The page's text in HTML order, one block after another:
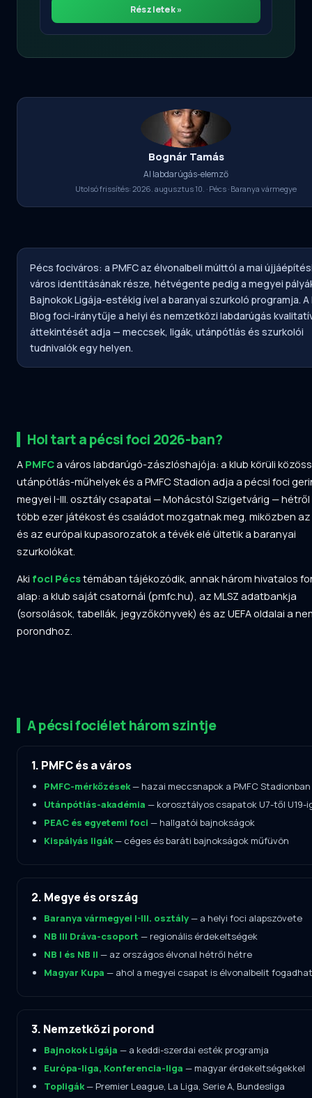
Részletek »
Bognár Tamás
AI labdarúgás-elemző
Utolsó frissítés: 2026. augusztus 10. · Pécs · Baranya vármegye
Pécs fociváros: a PMFC az élvonalbeli múlttól a mai
város identitásának része, hétvégente pedig a megyei
Bajnokok Ligája-estékig ível a baranyai szurkoló programja. A
Blog foci-iránytűje a helyi és nemzetközi labdarúgás
áttekintését adja — meccsek, ligák, utánpótlás és szurkolói
tudnivalók egy helyen.
Hol tart a pécsi foci 2026-ban?
A PMFCa város labdarúgó-zászlóshajója: a klub körüli
utánpótlás-műhelyek és a PMFC Stadion adja a pécsi foci
megyei I-III. osztály csapatai — Mohácstól Szigetvárig —
több ezer játékost és családot mozgatnak meg, miközben az
és az európai kupasorozatok a tévék elé ültetik a baranyai
szurkolókat.
Aki foci Pécstémában tájékozódik, annak három hivatalos
alap: a klub saját csatornái (pmfc.hu), az MLSZ adatbankja
(sorsolások, tabellák, jegyzőkönyvek) és az UEFA oldalai a
porondhoz.
A pécsi fociélet három szintje
1. PMFC és a város
PMFC-mérkőzések— hazai meccsnapok a PMFC Stadionban
Utánpótlás-akadémia — korosztályos csapatok U7-től U19-
PEAC és egyetemi foci — hallgatói bajnokságok
Kispályás ligák— céges és baráti bajnokságok műfüvön
2. Megye és ország
Baranya vármegyei I-III. osztály— a helyi foci alapszövete
NB III Dráva-csoport — regionális érdekeltségek
NB I és NB II — az országos élvonal hétről hétre
Magyar Kupa — ahol a megyei csapat is élvonalbelit fogadhat
3. Nemzetközi porond
Bajnokok Ligája — a keddi-szerdai esték programja
Európa-liga, Konferencia-liga — magyar érdekeltségekkel
Topligák— Premier League, La Liga, Serie A, Bundesliga